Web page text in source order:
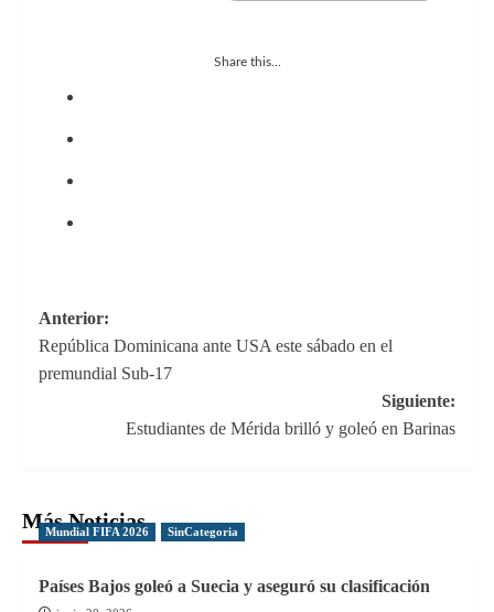
Share this...
Navegación
de
entradas
Anterior:
República Dominicana ante USA este sábado en el
premundial Sub-17
Siguiente:
Estudiantes de Mérida brilló y goleó en Barinas
Más Noticias
Mundial FIFA 2026 SinCategoria
Países Bajos goleó a Suecia y aseguró su clasificación